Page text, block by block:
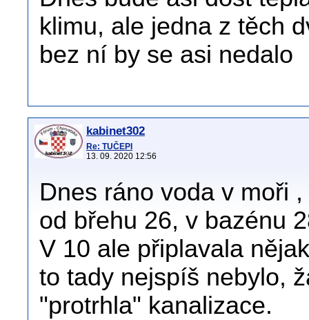
klimu, ale jedna z těch
bez ní by se asi nedalo
kabinet302
Re: TUČEPI
13. 09. 2020 12:56
Dnes ráno voda v moři
od břehu 26, v bazénu
V 10 ale připlavala
to tady nejspíš nebylo,
"protrhla" kanalizace.